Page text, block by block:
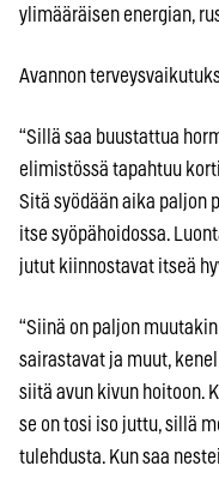
ylimääräisen energian,
Avannon
“Sillä saa buustattua
elimistössä tapahtuu
Sitä syödään aika paljon
itse syöpähoidossa.
jutut kiinnostavat itseä
“Siinä on paljon
sairastavat ja muut,
siitä avun kivun hoitoon.
se on tosi iso juttu, sillä
tulehdusta. Kun saa